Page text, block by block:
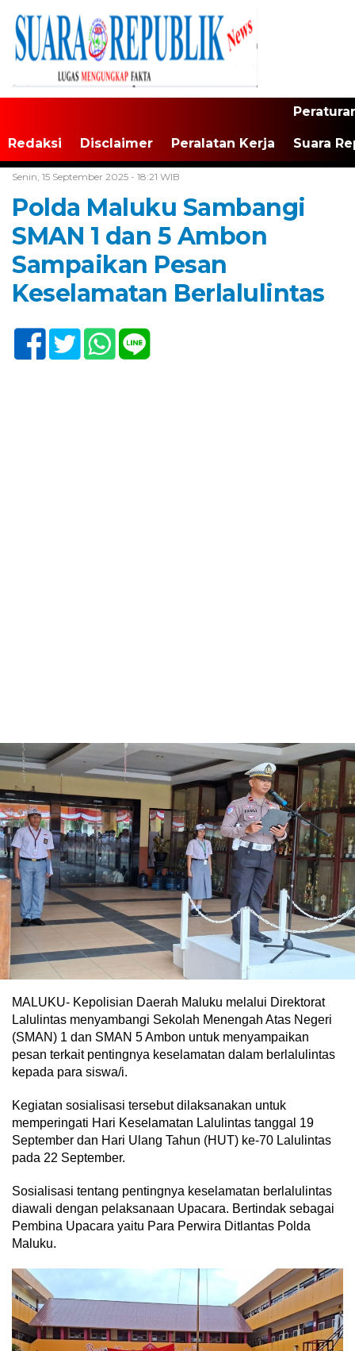
Redaksi Disclaimer Peralatan Kerja Suara
Senin, 15 September 2025 - 18:21 WIB
Polda Maluku Sambangi
SMAN 1 dan 5 Ambon
Sampaikan Pesan
Keselamatan Berlalulintas
MALUKU- Kepolisian Daerah Maluku melalui Direktorat
Lalulintas menyambangi Sekolah Menengah Atas Negeri
(SMAN) 1 dan SMAN 5 Ambon untuk menyampaikan
pesan terkait pentingnya keselamatan dalam berlalulintas
kepada para siswa/i.
Kegiatan sosialisasi tersebut dilaksanakan untuk
memperingati Hari Keselamatan Lalulintas tanggal 19
September dan Hari Ulang Tahun (HUT) ke-70 Lalulintas
pada 22 September.
Sosialisasi tentang pentingnya keselamatan berlalulintas
diawali dengan pelaksanaan Upacara. Bertindak sebagai
Pembina Upacara yaitu Para Perwira Ditlantas Polda
Maluku.